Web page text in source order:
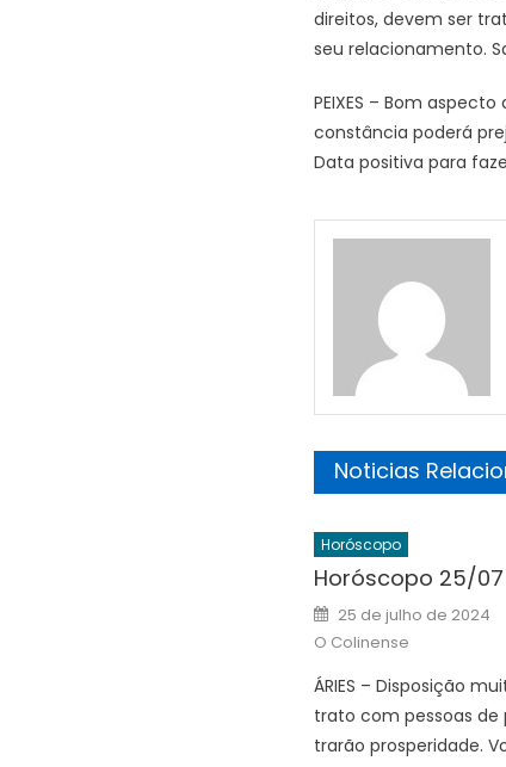
direitos, devem ser
seu relacionamento.
PEIXES – Bom
constância poderá
Data positiva para
Noticias
Horóscopo
Horóscopo 25/07
Posted
on
25 de julho de 2024
O Colinense
ÁRIES – Disposição
trato com pessoas de
trarão prosperidade.